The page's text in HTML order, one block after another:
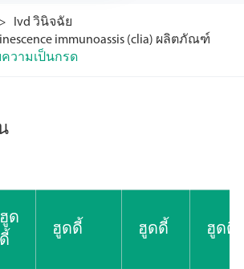
Ivd วินิจฉัย
immunoassis (clia) ผลิตภัณฑ์
วามเป็นกรด
ฮูด
ดี้
ฮูดดี้ ฮูดดี้ ฮูดดี้